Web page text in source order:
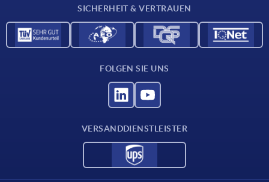
SICHERHEIT & VERTRAUEN
FOLGEN SIE UNS
VERSANDDIENSTLEISTER